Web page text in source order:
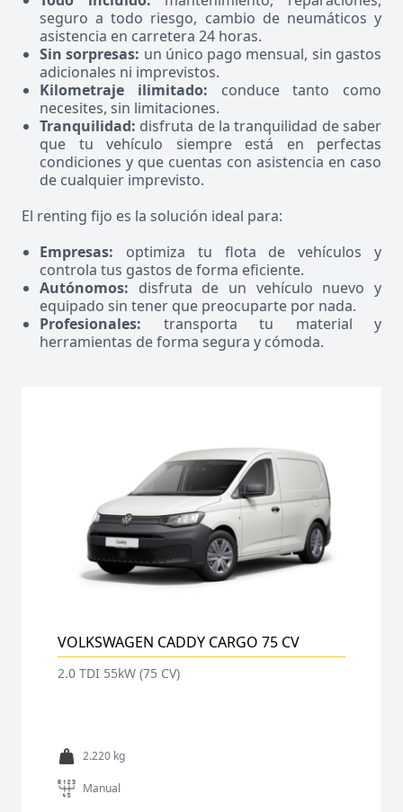
seguro a todo riesgo, cambio de neumáticos y
asistencia en carretera 24 horas.
Sin sorpresas: un único pago mensual, sin gastos
adicionales ni imprevistos.
Kilometraje ilimitado: conduce tanto como
necesites, sin limitaciones.
Tranquilidad: disfruta de la tranquilidad de saber
que tu vehículo siempre está en perfectas
condiciones y que cuentas con asistencia en caso
de cualquier imprevisto.
El renting fijo es la solución ideal para:
Empresas: optimiza tu flota de vehículos y
controla tus gastos de forma eficiente.
Autónomos: disfruta de un vehículo nuevo y
equipado sin tener que preocuparte por nada.
Profesionales: transporta tu material y
herramientas de forma segura y cómoda.
VOLKSWAGEN CADDY CARGO 75 CV
2.0 TDI 55kW (75 CV)
2.220 kg
Manual